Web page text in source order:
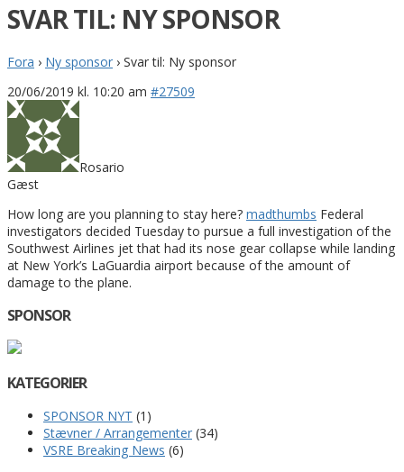
SVAR TIL: NY SPONSOR
Fora › Ny sponsor › Svar til: Ny sponsor
20/06/2019 kl. 10:20 am #27509
Rosario
Gæst
How long are you planning to stay here? madthumbs Federal
investigators decided Tuesday to pursue a full investigation of the
Southwest Airlines jet that had its nose gear collapse while landing
at New York’s LaGuardia airport because of the amount of
damage to the plane.
SPONSOR
KATEGORIER
SPONSOR NYT (1)
Stævner / Arrangementer (34)
VSRE Breaking News (6)